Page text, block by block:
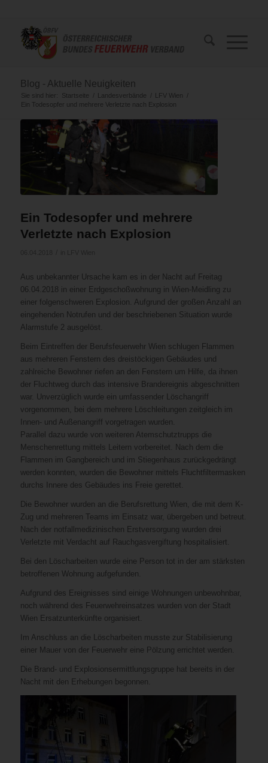
Blog - Aktuelle Neuigkeiten
Sie sind hier: Startseite / Landesverbände / LFV Wien
/
Ein Todesopfer und mehrere Verletzte nach Explosion
Ein Todesopfer und mehrere
Verletzte nach Explosion
Aus unbekannter Ursache kam es in der Nacht auf Freitag
06.04.2018 in einer Erdgeschoßwohnung in Wien-Meidling zu
einer folgenschweren Explosion. Aufgrund der großen Anzahl an
eingehenden Notrufen und der beschriebenen Situation wurde
Alarmstufe 2 ausgelöst.
Beim Eintreffen der Berufsfeuerwehr Wien schlugen Flammen
aus mehreren Fenstern des dreistöckigen Gebäudes und
zahlreiche Bewohner riefen an den Fenstern um Hilfe, da ihnen
der Fluchtweg durch das intensive Brandereignis abgeschnitten
war. Unverzüglich wurde ein umfassender Löschangriff
vorgenommen, bei dem mehrere Löschleitungen zeitgleich im
Innen- und Außenangriff vorgetragen wurden.
Parallel dazu wurde von weiteren Atemschutztrupps die
Menschenrettung mittels Leitern vorbereitet. Nach dem die
Flammen im Gangbereich und im Stiegenhaus zurückgedrängt
werden konnten, wurden die Bewohner mittels Fluchtfiltermasken
durchs Innere des Gebäudes ins Freie gerettet.
Die Bewohner wurden an die Berufsrettung Wien, die mit dem K-
Zug und mehreren Teams im Einsatz war, übergeben und betreut.
Nach der notfallmedizinischen Erstversorgung wurden drei
Verletzte mit Verdacht auf Rauchgasvergiftung hospitalisiert.
Bei den Löscharbeiten wurde eine Person tot in der am stärksten
betroffenen Wohnung aufgefunden.
Aufgrund des Ereignisses sind einige Wohnungen unbewohnbar,
noch während des Feuerwehreinsatzes wurden von der Stadt
Wien Ersatzunterkünfte organisiert.
Im Anschluss an die Löscharbeiten musste zur Stabilisierung
einer Mauer von der Feuerwehr eine Pölzung errichtet werden.
Die Brand- und Explosionsermittlungsgruppe hat bereits in der
Nacht mit den Erhebungen begonnen.